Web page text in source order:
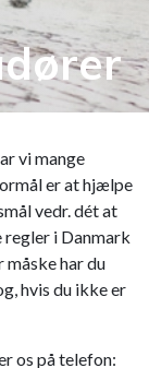
vi mange
er at hjælpe
vedr. dét at
regler i Danmark
måske har du
hvis du ikke er
os på telefon: